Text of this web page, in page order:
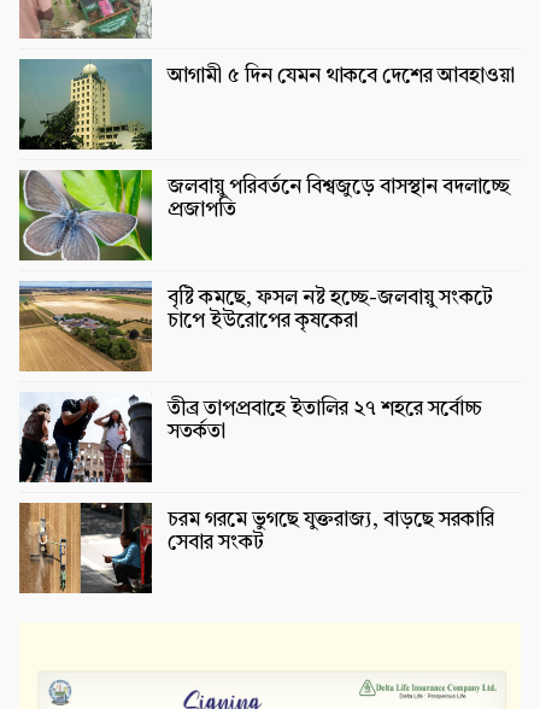
আগামী ৫ দিন যেমন থাকবে দেশের আবহাওয়া
জলবায়ু পরিবর্তনে বিশ্বজুড়ে বাসস্থান বদলাচ্ছে
প্রজাপতি
বৃষ্টি কমছে, ফসল নষ্ট হচ্ছে-জলবায়ু সংকটে
চাপে ইউরোপের কৃষকেরা
তীব্র তাপপ্রবাহে ইতালির ২৭ শহরে সর্বোচ্চ
সতর্কতা
চরম গরমে ভুগছে যুক্তরাজ্য, বাড়ছে সরকারি
সেবার সংকট